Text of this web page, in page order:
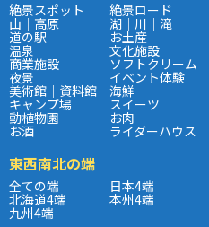
絶景スポット 絶景ロード
山｜高原 湖｜川｜滝
道の駅 お土産
温泉 文化施設
商業施設 ソフトクリーム
夜景 イベント体験
美術館｜資料館 海鮮
キャンプ場 スイーツ
動植物園 お肉
お酒 ライダーハウス
東西南北の端
全ての端 日本4端
北海道4端 本州4端
九州4端